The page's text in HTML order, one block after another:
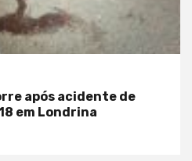
após acidente de
em Londrina